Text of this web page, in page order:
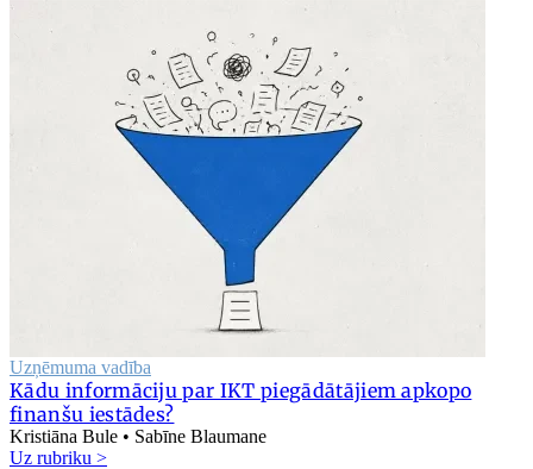
Uzņēmuma vadība
Kādu informāciju par IKT piegādātājiem apkopo
finanšu iestādes?
Kristiāna Bule • Sabīne Blaumane
Uz rubriku >